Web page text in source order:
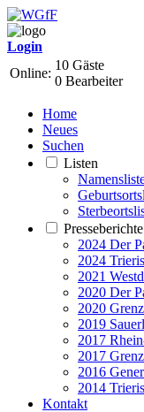
Login
Online:
10 Gäste
0 Bearbeiter
Home
Neues
Suchen
Listen
Presseberichte
2024 Der
2024
2021
2020 Der
2020
2019
2017
2017
2016
2014
Kontakt